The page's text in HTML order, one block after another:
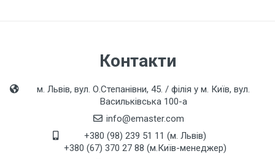
Контакти
м. Львів, вул. О.Степанівни, 45. / філія у м. Київ, вул.
Васильківська 100-а
info@emaster.com
+380 (98) 239 51 11 (м. Львів)
+380 (67) 370 27 88 (м.Київ-менеджер)